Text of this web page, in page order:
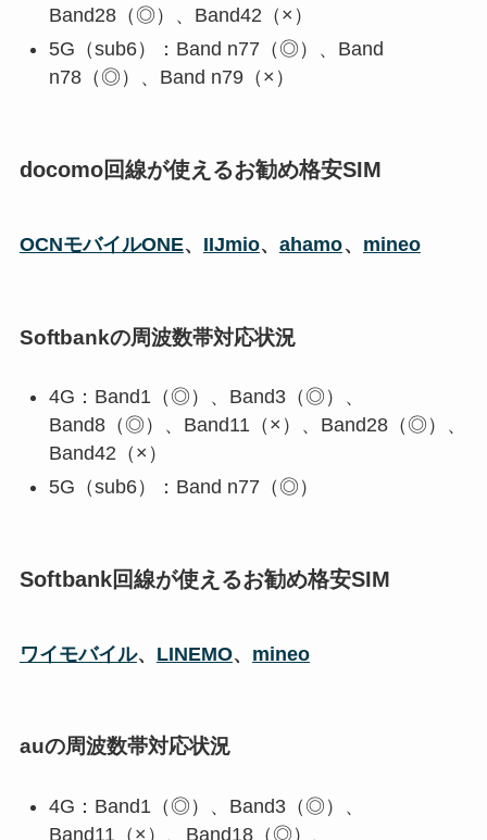
Band28（◎）、Band42（×）
5G（sub6）：Band n77（◎）、Band
n78（◎）、Band n79（×）
docomo回線が使えるお勧め格安SIM
OCNモバイルONE、 IIJmio、 ahamo、 mineo
Softbankの周波数帯対応状況
4G：Band1（◎）、Band3（◎）、
Band8（◎）、Band11（×）、Band28（◎）、
Band42（×）
5G（sub6）：Band n77（◎）
Softbank回線が使えるお勧め格安SIM
ワイモバイル、 LINEMO、 mineo
auの周波数帯対応状況
4G：Band1（◎）、Band3（◎）、
Band11（×）、Band18（◎）、